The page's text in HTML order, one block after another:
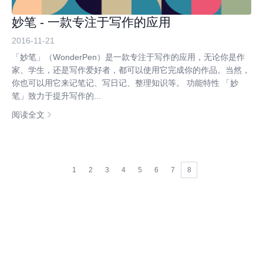
妙笔 - 一款专注于写作的应用
2016-11-21
「妙笔」（WonderPen）是一款专注于写作的应用，无论你是作
家、学生，还是写作爱好者，都可以使用它完成你的作品。当然，
你也可以用它来记笔记、写日记、整理知识等。 功能特性 「妙
笔」致力于提升写作的...
阅读全文
1 2 3 4 5 6 7 8